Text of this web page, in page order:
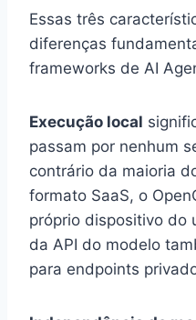
Essas três
diferenças
frameworks de AI
Execução local
passam por nenhum
contrário da maioria
formato SaaS, o
próprio dispositivo do
da API do modelo
para endpoints